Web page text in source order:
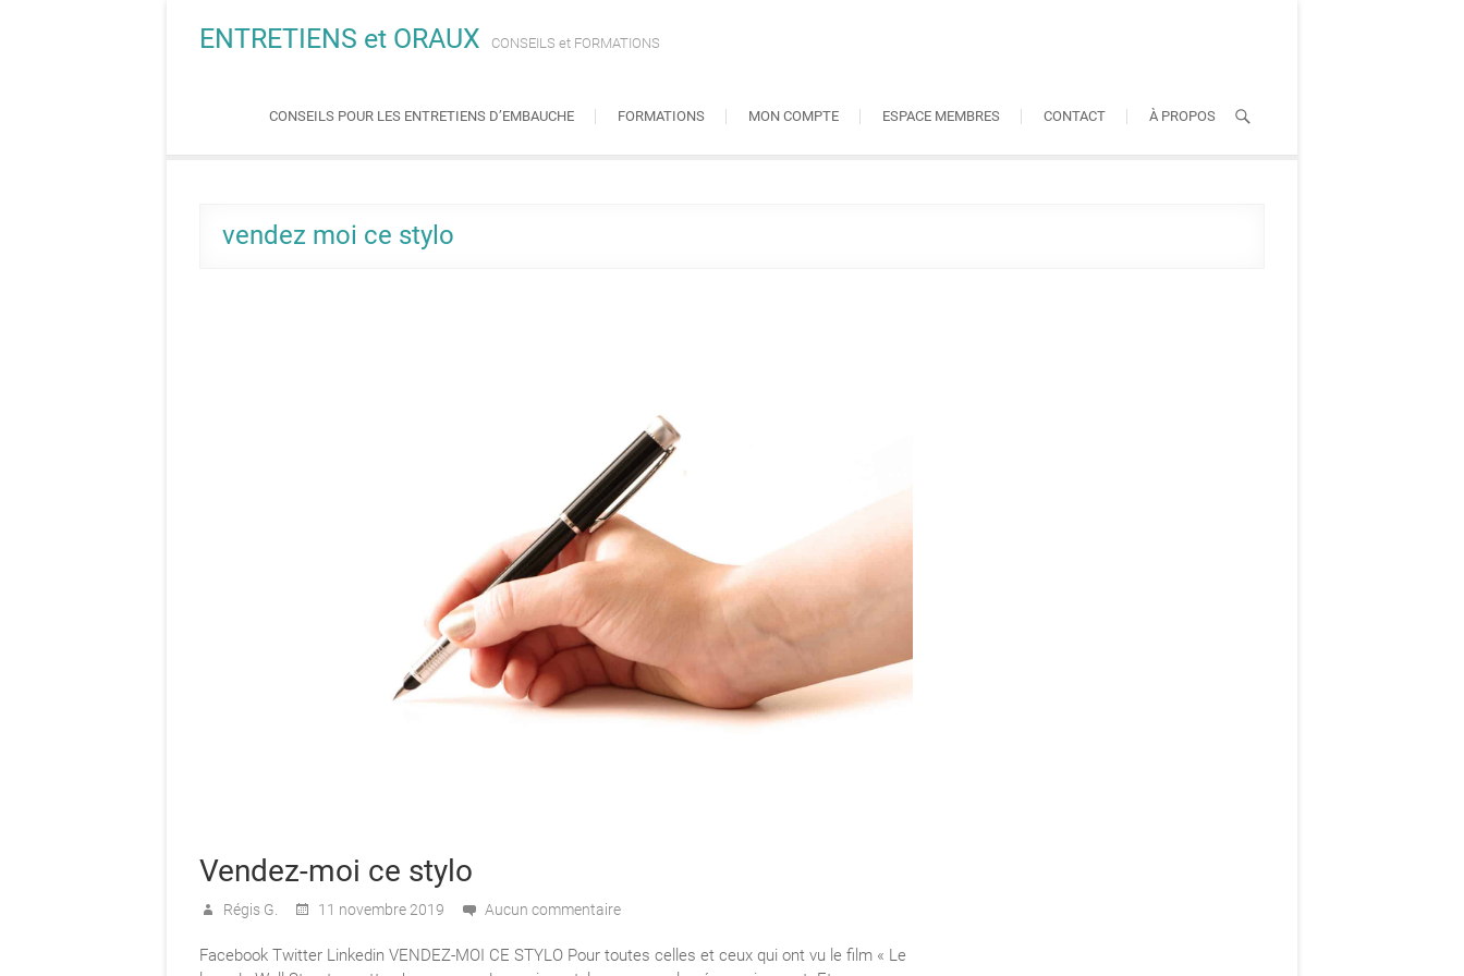
ENTRETIENS et ORAUX CONSEILS et FORMATIONS
CONSEILS POUR LES ENTRETIENS D’EMBAUCHE FORMATIONS MON COMPTE ESPACE MEMBRES CONTACT À PROPOS
vendez moi ce stylo
Vendez-moi ce stylo
Régis G. 11 novembre 2019 Aucun commentaire
Facebook Twitter Linkedin VENDEZ-MOI CE STYLO Pour toutes celles et ceux qui ont vu le film « Le